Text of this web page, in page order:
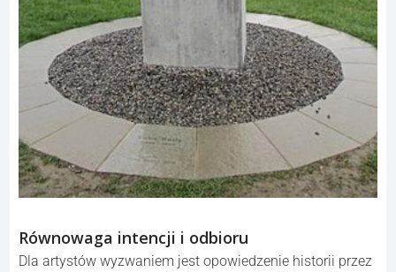
Równowaga intencji i odbioru
Dla artystów wyzwaniem jest opowiedzenie historii przez